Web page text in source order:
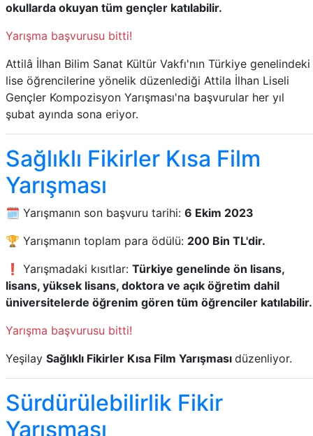
okullarda okuyan tüm gençler katılabilir.
Yarışma başvurusu bitti!
Attilâ İlhan Bilim Sanat Kültür Vakfı'nın Türkiye genelindeki
lise öğrencilerine yönelik düzenlediği Attila İlhan Liseli
Gençler Kompozisyon Yarışması'na başvurular her yıl
şubat ayında sona eriyor.
Sağlıklı Fikirler Kısa Film
Yarışması
🗓️ Yarışmanın son başvuru tarihi: 6 Ekim 2023
🏆 Yarışmanın toplam para ödülü: 200 Bin TL'dir.
❗ Yarışmadaki kısıtlar: Türkiye genelinde ön lisans,
lisans, yüksek lisans, doktora ve açık öğretim dahil
üniversitelerde öğrenim gören tüm öğrenciler katılabilir.
Yarışma başvurusu bitti!
Yeşilay Sağlıklı Fikirler Kısa Film Yarışması düzenliyor.
Sürdürülebilirlik Fikir
Yarışması